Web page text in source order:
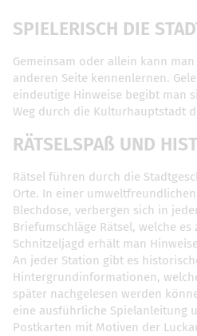
SPIELERISCH DIE
Gemeinsam oder allein kann
anderen Seite kennenlernen.
eindeutige Hinweise begibt man
Weg durch die Kulturhauptstadt
RÄTSELSPAß UND
Rätsel führen durch die
Orte. In einer
Blechdose, verbergen sich in
Briefumschläge Rätsel, welche
Schnitzeljagd erhält man
An jeder Station gibt es
Hintergrundinformationen,
später nachgelesen werden
eine ausführliche Spielanleitung
Postkarten mit Motiven der